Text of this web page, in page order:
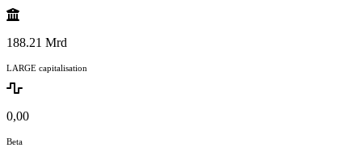
188.21 Mrd
LARGE capitalisation
0,00
Beta